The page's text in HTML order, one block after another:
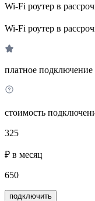
Wi-Fi роутер в
Wi-Fi роутер в
платное подключение
стоимость
325
₽ в месяц
650
подключить